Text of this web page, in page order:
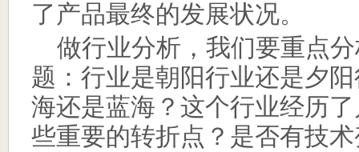
了产品最终的发展状况。
做行业分析，我们要重点
题：行业是朝阳行业还是夕
海还是蓝海？这个行业经历
些重要的转折点？是否有技